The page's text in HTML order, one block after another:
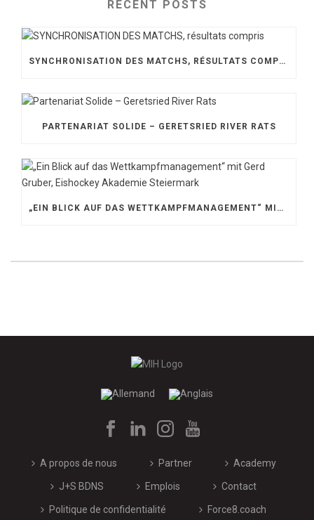
RECENT POSTS
SYNCHRONISATION DES MATCHS, RÉSULTATS COMPRIS
PARTENARIAT SOLIDE – GERETSRIED RIVER RATS
„EIN BLICK AUF DAS WETTKAMPFMANAGEMENT“ MIT GERD GRUBER, EISHOCKEY AKADEMIE STEIERMARK
A propos de nous Partner Academy
J+S BDNS Emplois Contact
Politique de confidentialité Force8.coach